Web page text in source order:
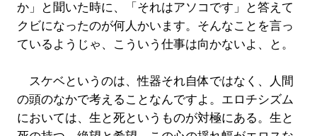
か」と聞いた時に、「それはアソコです」と答えて
クビになったのが何人かいます。そんなことを言っ
ているようじゃ、こういう仕事は向かないよ、と。
スケベというのは、性器それ自体ではなく、人間
の頭のなかで考えることなんですよ。エロチシズム
においては、生と死というものが対極にある。生と